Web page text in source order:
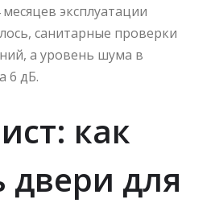
эксплуатации
санитарные проверки
а уровень шума в
6 дБ.
как
двери для